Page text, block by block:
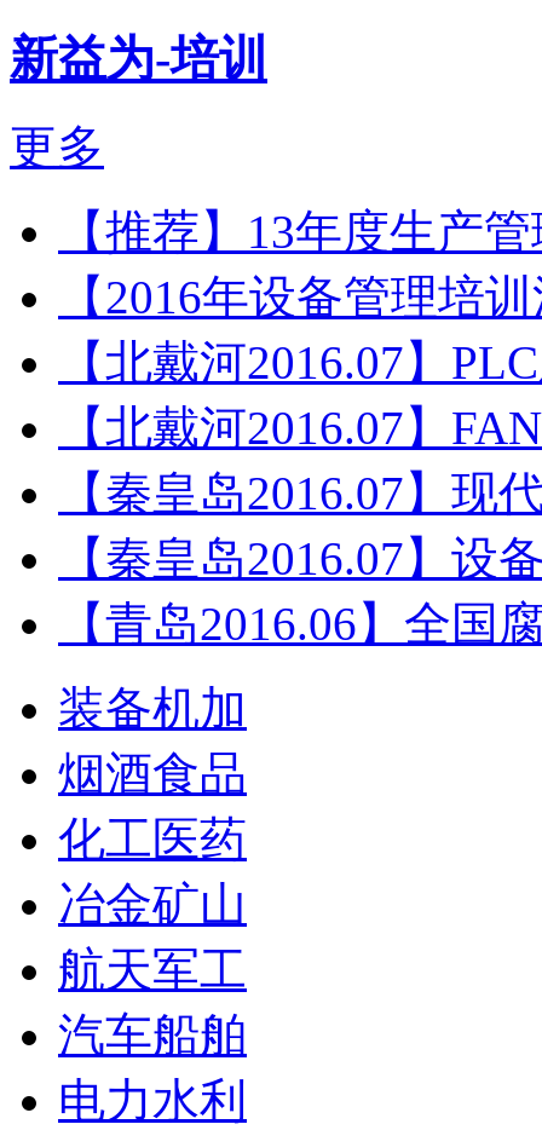
新益为-培训
更多
【推荐】13年度生产
【2016年设备管理培
【北戴河2016.07】
【北戴河2016.07】
【秦皇岛2016.07】现
【秦皇岛2016.07】设
【青岛2016.06】全国
装备机加
烟酒食品
化工医药
冶金矿山
航天军工
汽车船舶
电力水利